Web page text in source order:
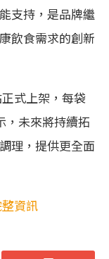
支持，是品牌繼
飲食需求的創新
式上架，每袋
，未來將持續拓
理，提供更全面
資訊